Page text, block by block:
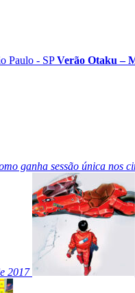
Paulo - SP Verão Otaku –
ganha sessão única nos
2017